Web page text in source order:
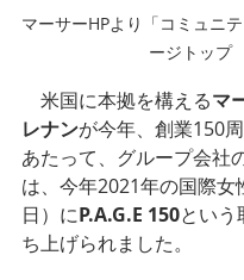
マーサーHPより「コミュニ
ージトップ
米国に本拠を構えるマ
レナンが今年、創業150
あたって、グループ会社
は、今年2021年の国際女
日）にP.A.G.E 150という
ち上げられました。